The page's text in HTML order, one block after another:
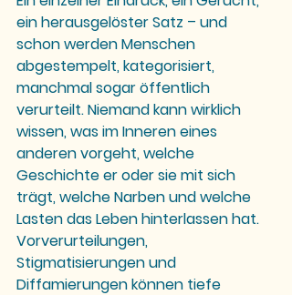
ein herausgelöster Satz – und
schon werden Menschen
abgestempelt, kategorisiert,
manchmal sogar öffentlich
verurteilt. Niemand kann wirklich
wissen, was im Inneren eines
anderen vorgeht, welche
Geschichte er oder sie mit sich
trägt, welche Narben und welche
Lasten das Leben hinterlassen hat.
Vorverurteilungen,
Stigmatisierungen und
Diffamierungen können tiefe